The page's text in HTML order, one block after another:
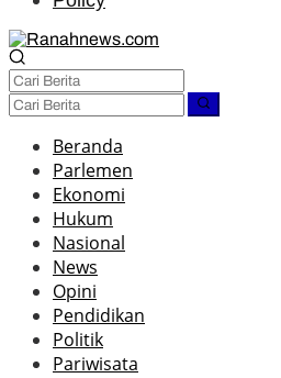
Beranda
Parlemen
Ekonomi
Hukum
Nasional
News
Opini
Pendidikan
Politik
Pariwisata